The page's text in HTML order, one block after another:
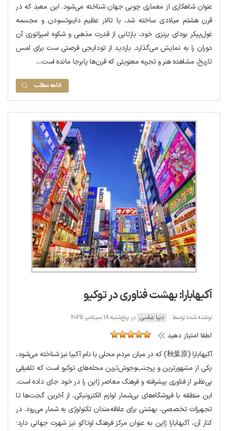
عنوان شاهکاری از معماری چوبی جهان شناخته می‌شود. این معبد که در
قرن هشتم میلادی ساخته شد، با تالار عظیم دایبوتسودن و مجسمه
غول‌پیکر بودای برنزی خود، بازتابی از قدرت مذهبی و شکوه امپراتوری آن
دوران را به نمایش می‌گذارد. بازدید از تودایجی فرصتی ست برای لمس
تاریخ، مشاهده هنر و تجربه معنویتی که قرن‌ها پابرجا مانده است....
ادامه مطلب
آکیهابارا: بهشت فناوری در توکیو
نوشته شده توسط : دیبا عباسی در پنج‌شنبه 18 سپتامبر 2025
لطفا امتیاز دهید
آکیهابارا (秋葉原) که در میان مردم محلی با نام آکیبا نیز شناخته می‌شود،
یکی از مشهورترین و پرجنب‌وجوش‌ترین محله‌های توکیو است که تلفیقی
بی‌نظیر از فناوری پیشرفته و فرهنگ معاصر ژاپن را در خود جای داده است.
این منطقه با فروشگاه‌های بی‌شمار لوازم الکترونیکی، از آخرین گجت‌ها تا
تجهیزات تخصصی، بهشتی برای علاقه‌مندان تکنولوژی به شمار می‌رود. در
کنار آن، آکیهابارا ژاپن به عنوان مرکز فرهنگ اوتاکو نیز شهرت جهانی دارد؛